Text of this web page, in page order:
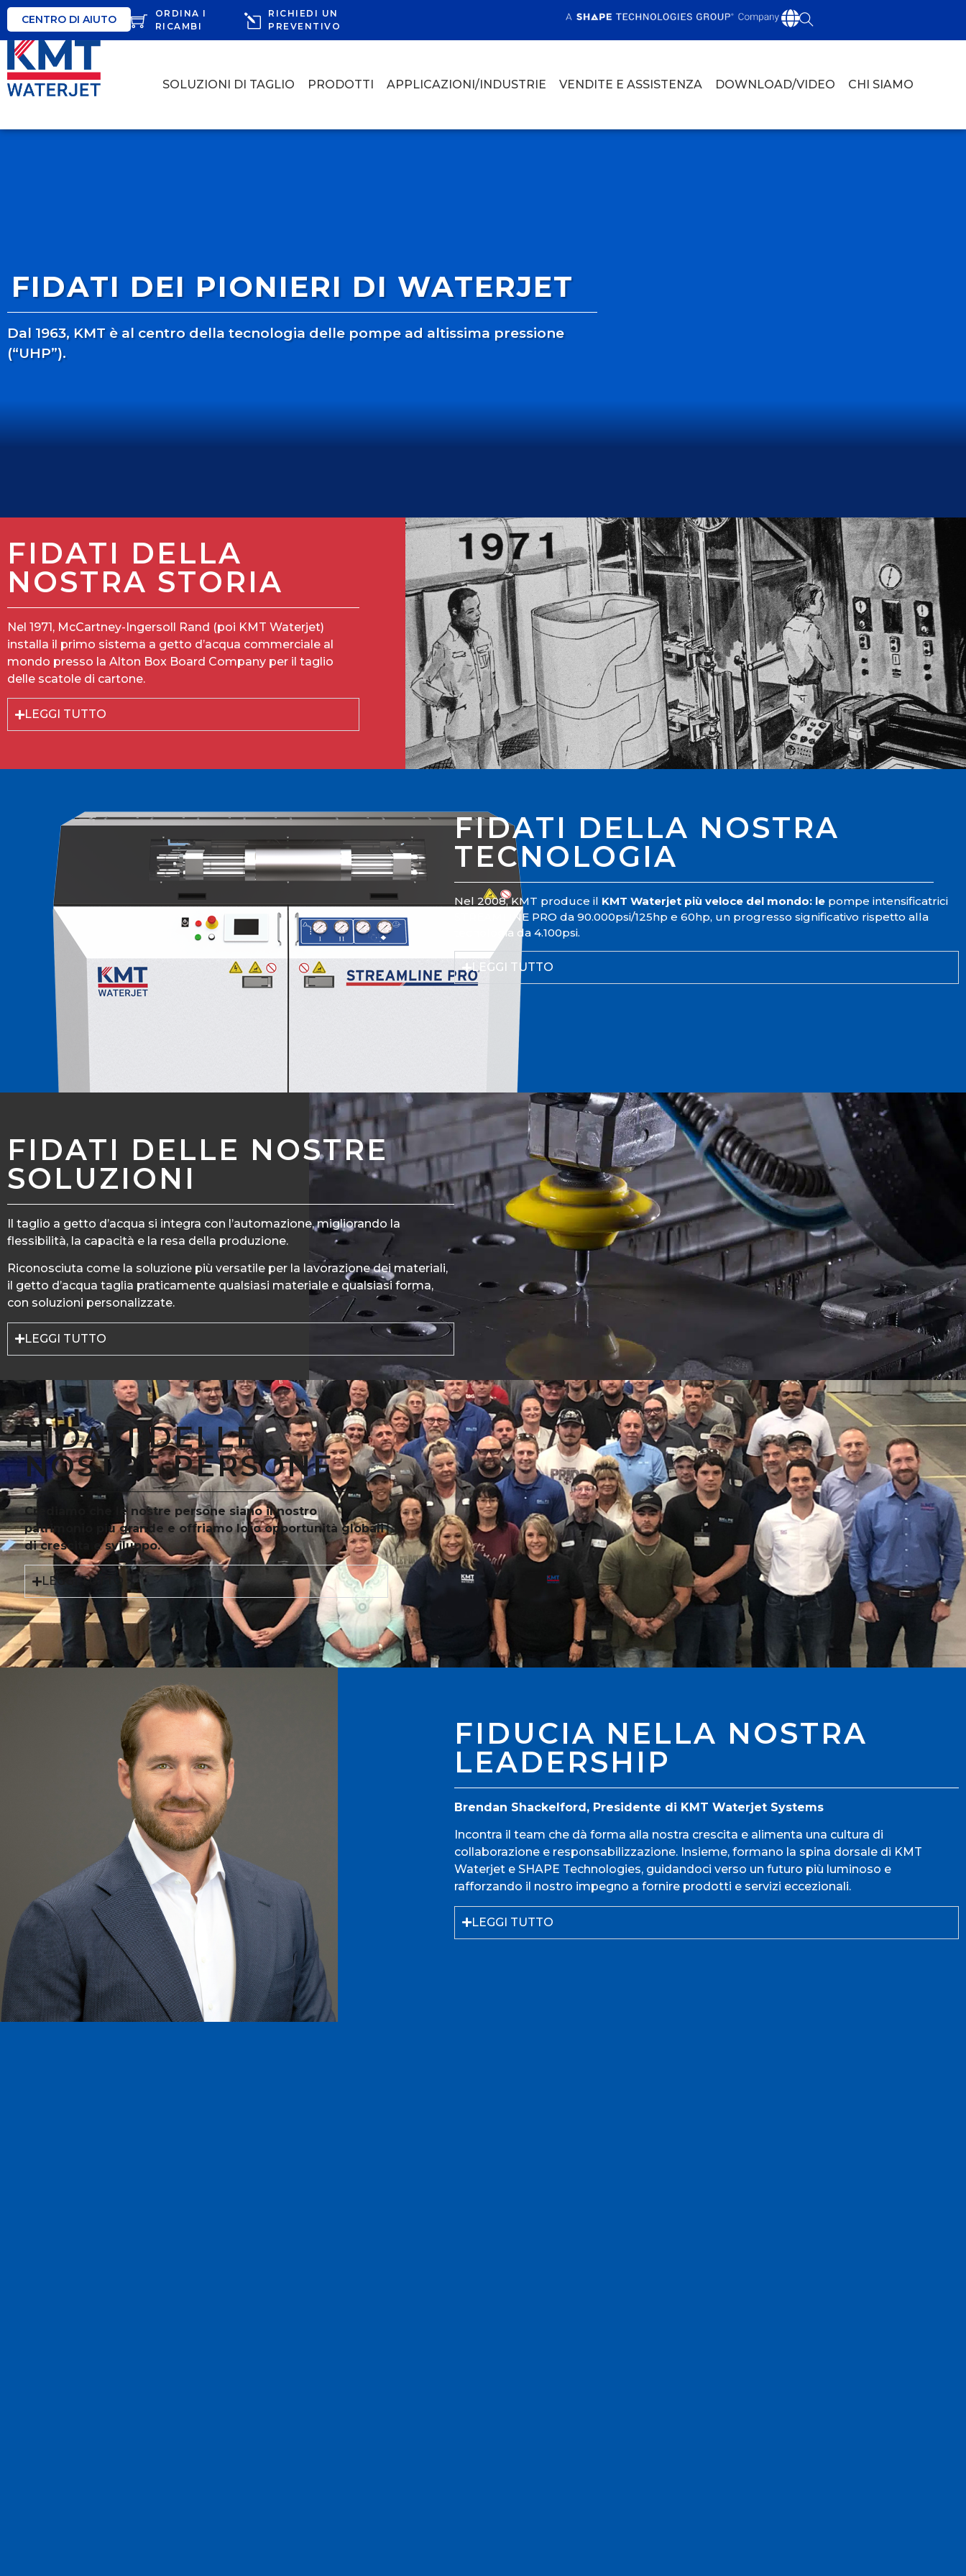
CENTRO DI AIUTO
ORDINA I
RICAMBI
RICHIEDI UN
PREVENTIVO
SOLUZIONI DI TAGLIO PRODOTTI APPLICAZIONI/INDUSTRIE VENDITE E ASSISTENZA DOWNLOAD/VIDEO CHI SIAMO
FIDATI DEI PIONIERI DI WATERJET
Dal 1963, KMT è al centro della tecnologia delle pompe ad altissima pressione
(“UHP”).
FIDATI DELLA
NOSTRA STORIA
Nel 1971, McCartney-Ingersoll Rand (poi KMT Waterjet)
installa il primo sistema a getto d’acqua commerciale al
mondo presso la Alton Box Board Company per il taglio
delle scatole di cartone.
LEGGI TUTTO
FIDATI DELLA NOSTRA
TECNOLOGIA
Nel 2008, KMT produce il KMT Waterjet più veloce del mondo: le pompe intensificatrici
STREAMLINE PRO da 90.000psi/125hp e 60hp, un progresso significativo rispetto alla
tecnologia da 4.100psi.
LEGGI TUTTO
FIDATI DELLE NOSTRE
SOLUZIONI
Il taglio a getto d’acqua si integra con l’automazione, migliorando la
flessibilità, la capacità e la resa della produzione.
Riconosciuta come la soluzione più versatile per la lavorazione dei materiali,
il getto d’acqua taglia praticamente qualsiasi materiale e qualsiasi forma,
con soluzioni personalizzate.
LEGGI TUTTO
FIDATI DELLE
NOSTRE PERSONE
Crediamo che le nostre persone siano il nostro
patrimonio più grande e offriamo loro opportunità globali
di crescita e sviluppo.
LEGGI TUTTO
FIDUCIA NELLA NOSTRA
LEADERSHIP
Brendan Shackelford, Presidente di KMT Waterjet Systems
Incontra il team che dà forma alla nostra crescita e alimenta una cultura di
collaborazione e responsabilizzazione. Insieme, formano la spina dorsale di KMT
Waterjet e SHAPE Technologies, guidandoci verso un futuro più luminoso e
rafforzando il nostro impegno a fornire prodotti e servizi eccezionali.
LEGGI TUTTO